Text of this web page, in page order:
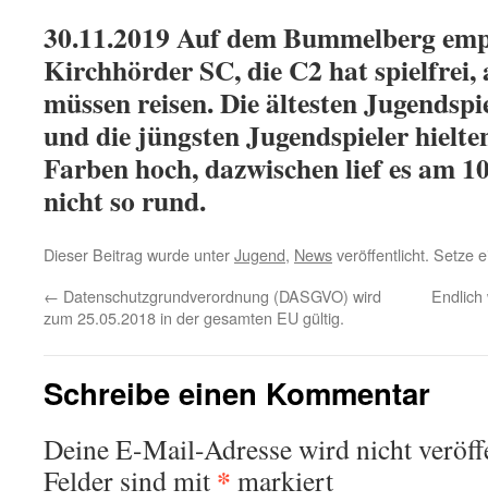
30.11.2019 Auf dem Bummelberg
Kirchhörder SC, die C2 hat spielfrei,
müssen reisen. Die ältesten
und die jüngsten Jugendspieler
Farben hoch, dazwischen lief es am
nicht so rund.
Dieser Beitrag wurde unterJugend, Newsveröffentlicht. Setze
← Datenschutzgrundverordnung (DASGVO) wird
zum 25.05.2018 in der gesamten EU gültig.
Schreibe einen Kommentar
Deine E-Mail-Adresse wird nicht
Felder sind mit * markiert